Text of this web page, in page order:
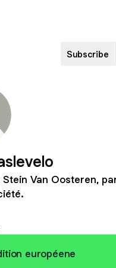
Subscribe
Van Oosteren,
européene